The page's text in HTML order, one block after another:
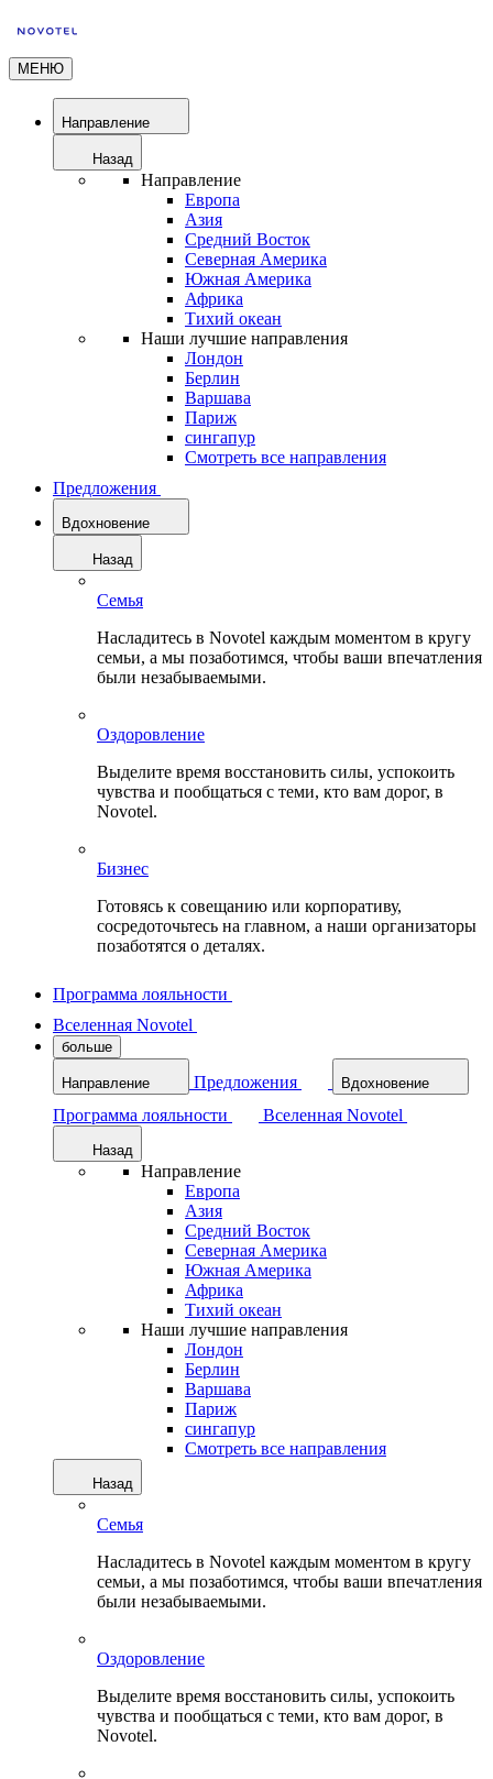
МЕНЮ
Направление
Назад
Направление
Европа
Азия
Средний Восток
Северная Америка
Южная Америка
Африка
Тихий океан
Наши лучшие направления
Лондон
Берлин
Варшава
Париж
сингапур
Смотреть все направления
Предложения
Вдохновение
Назад
Семья
Насладитесь в Novotel каждым моментом в кругу
семьи, а мы позаботимся, чтобы ваши впечатления
были незабываемыми.
Оздоровление
Выделите время восстановить силы, успокоить
чувства и пообщаться с теми, кто вам дорог, в
Novotel.
Бизнес
Готовясь к совещанию или корпоративу,
сосредоточьтесь на главном, а наши организаторы
позаботятся о деталях.
Программа лояльности
Вселенная Novotel
больше
Направление Предложения Вдохновение
Программа лояльности Вселенная Novotel
Назад
Направление
Европа
Азия
Средний Восток
Северная Америка
Южная Америка
Африка
Тихий океан
Наши лучшие направления
Лондон
Берлин
Варшава
Париж
сингапур
Смотреть все направления
Назад
Семья
Насладитесь в Novotel каждым моментом в кругу
семьи, а мы позаботимся, чтобы ваши впечатления
были незабываемыми.
Оздоровление
Выделите время восстановить силы, успокоить
чувства и пообщаться с теми, кто вам дорог, в
Novotel.